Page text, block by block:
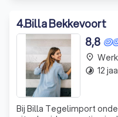
4.Billa Bekkevoort
8,8
Bij Billa Tegelimport
place
timelapse 12